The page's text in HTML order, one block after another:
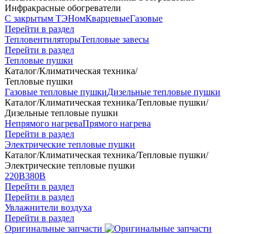
Инфракрасные обогреватели
С закрытым ТЭНомКварцевыеГазовые
Перейти в раздел
ТепловентиляторыТепловые завесы
Перейти в раздел
Тепловые пушки
Каталог/Климатическая техника/
Тепловые пушки
Газовые тепловые пушкиДизельные тепловые пушки
Каталог/Климатическая техника/Тепловые пушки/
Дизельные тепловые пушки
Непрямого нагреваПрямого нагрева
Перейти в раздел
Электрические тепловые пушки
Каталог/Климатическая техника/Тепловые пушки/
Электрические тепловые пушки
220В380В
Перейти в раздел
Перейти в раздел
Увлажнители воздуха
Перейти в раздел
Оригинальные запчасти